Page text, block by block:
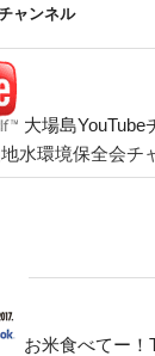
ャンネル
大場島YouTube
水環境保全会チ
お米食べてー！